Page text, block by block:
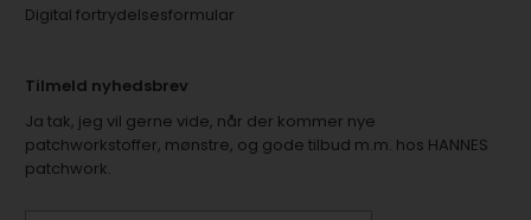
Digital fortrydelsesformular
Tilmeld nyhedsbrev
Ja tak, jeg vil gerne vide, når der kommer nye
patchworkstoffer, mønstre, og gode tilbud m.m. hos HANNES
patchwork.